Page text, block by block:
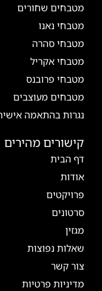
מטבחים שחורים
מטבחי נאנו
מטבחי סהרה
מטבחי אקריל
מטבחי פרובנס
מטבחים מעוצבים
נגרות בהתאמה
קישורים מהירים
דף הבית
אודות
פרויקטים
סרטונים
מגזין
שאלות נפוצות
צור קשר
מדיניות פרטיות